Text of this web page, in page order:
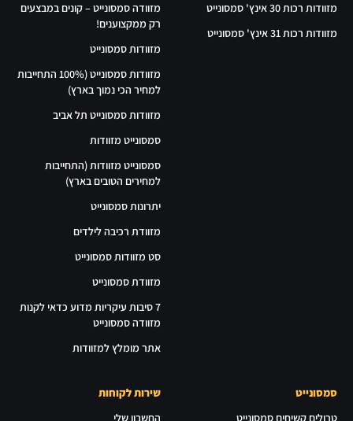
מזוודות רכות 30 אינץ' סמסונייט
מזוודות רכות 31 אינץ' סמסונייט
מזוודה סמסונייט – קונים במבצעים
רק ממקצוענים!
מזוודות סמסונייט
מזוודות סמסונייט (100% התחייבות
למחיר הכי נמוך בארץ)
מזוודות סמסונייט תל אביב
סמסונייט מזוודות
סמסונייט מזוודות (התחייבות
למחירים הטובים בארץ)
יתרונות סמסונייט
מזוודת רכיבה לילדים
סט מזוודות סמסונייט
מזוודת סמסונייט
7 סיבות עיקריות מדוע כדאי לקנות
מזוודה סמסונייט
אתר מומלץ למזוודות
סמסונייט
טרולים קשיחים סמסונייט
שירות לקוחות
החשבון שלי